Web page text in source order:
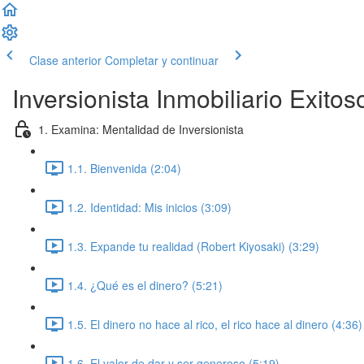
Clase anterior Completar y continuar
Inversionista Inmobiliario
1. Examina: Mentalidad de Inversionista
1.1. Bienvenida (2:04)
1.2. Identidad: Mis inicios (3:09)
1.3. Expande tu realidad (Robert Kiyosaki) (3:29)
1.4. ¿Qué es el dinero? (5:21)
1.5. El dinero no hace al rico, el rico hace al dinero (4:36)